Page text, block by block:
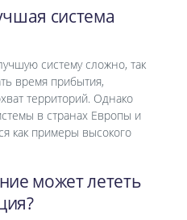
система
систему сложно, так
время прибытия,
территорий. Однако
в странах Европы и
как примеры высокого
может лететь